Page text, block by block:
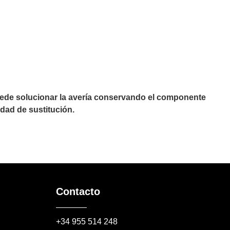
solucionar la avería conservando el componente
de sustitución.
Contacto
+34 955 514 248